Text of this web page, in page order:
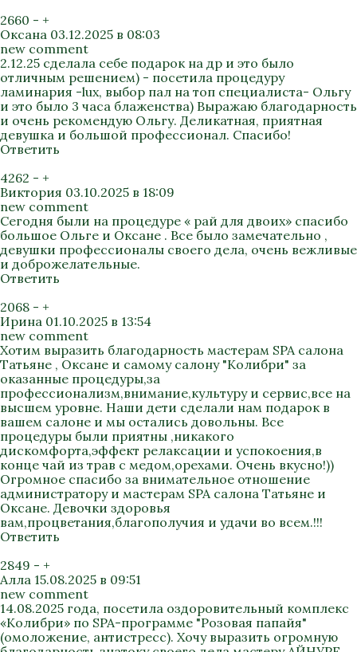
2660 - +
Оксана 03.12.2025 в 08:03
new comment
2.12.25 сделала себе подарок на др и это было
отличным решением) - посетила процедуру
ламинария -lux, выбор пал на топ специалиста- Ольгу
и это было 3 часа блаженства) Выражаю благодарность
и очень рекомендую Ольгу. Деликатная, приятная
девушка и большой профессионал. Спасибо!
Ответить
4262 - +
Виктория 03.10.2025 в 18:09
new comment
Сегодня были на процедуре « рай для двоих» спасибо
большое Ольге и Оксане . Все было замечательно ,
девушки профессионалы своего дела, очень вежливые
и доброжелательные.
Ответить
2068 - +
Ирина 01.10.2025 в 13:54
new comment
Хотим выразить благодарность мастерам SPA салона
Татьяне , Оксане и самому салону "Колибри" за
оказанные процедуры,за
профессионализм,внимание,культуру и сервис,все на
высшем уровне. Наши дети сделали нам подарок в
вашем салоне и мы остались довольны. Все
процедуры были приятны ,никакого
дискомфорта,эффект релаксации и успокоения,в
конце чай из трав с медом,орехами. Очень вкусно!))
Огромное спасибо за внимательное отношение
администратору и мастерам SPA салона Татьяне и
Оксане. Девочки здоровья
вам,процветания,благополучия и удачи во всем.!!!
Ответить
2849 - +
Алла 15.08.2025 в 09:51
new comment
14.08.2025 года, посетила оздоровительный комплекс
«Колибри» по SPA-программе "Розовая папайя"
(омоложение, антистресс). Хочу выразить огромную